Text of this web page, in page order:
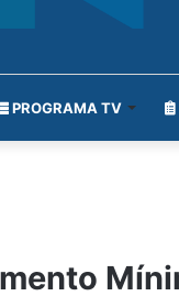
PROGRAMA TV